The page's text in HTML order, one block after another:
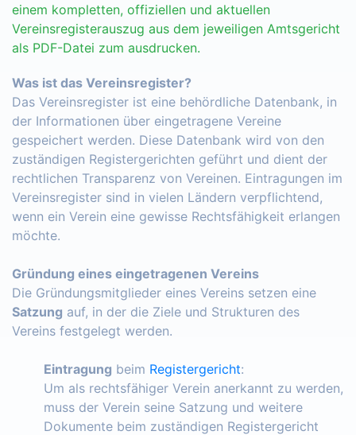
einem kompletten, offiziellen und aktuellen
Vereinsregisterauszug aus dem jeweiligen Amtsgericht
als PDF-Datei zum ausdrucken.
Was ist das Vereinsregister?
Das Vereinsregister ist eine behördliche Datenbank, in
der Informationen über eingetragene Vereine
gespeichert werden. Diese Datenbank wird von den
zuständigen Registergerichten geführt und dient der
rechtlichen Transparenz von Vereinen. Eintragungen im
Vereinsregister sind in vielen Ländern verpflichtend,
wenn ein Verein eine gewisse Rechtsfähigkeit erlangen
möchte.
Gründung eines eingetragenen Vereins
Die Gründungsmitglieder eines Vereins setzen eine
Satzung auf, in der die Ziele und Strukturen des
Vereins festgelegt werden.
Eintragung beim Registergericht:
Um als rechtsfähiger Verein anerkannt zu werden,
muss der Verein seine Satzung und weitere
Dokumente beim zuständigen Registergericht